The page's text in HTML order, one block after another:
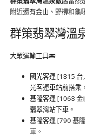
附近還有金山、野柳和龜
群策翡翠灣溫
大眾運輸工具🚌
國光客運 [1815 台
光客運車站前搭乘
基隆客運 [1068 金
翡翠灣站下車。
基隆客運 [790 基
車。